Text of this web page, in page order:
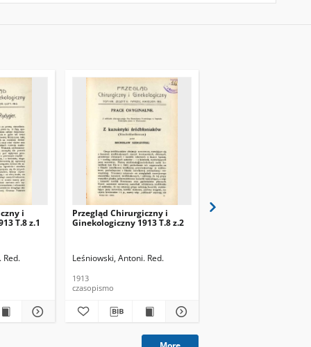
Tomasz (1882-1961). Red.
i
T.8 z.1
Red.
Przegląd Chirurgiczny i
Ginekologiczny 1913 T.8 z.2
Leśniowski, Antoni. Red.
1913
czasopismo